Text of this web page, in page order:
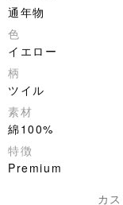
通年物
色
イエロー
柄
ツイル
素材
綿100%
特徴
Premium
カ